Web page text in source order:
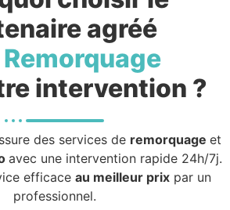
agréé
intervention ?
des services de remorquage et
avec une intervention rapide 24h/7j.
efficace au meilleur prixpar un
professionnel.